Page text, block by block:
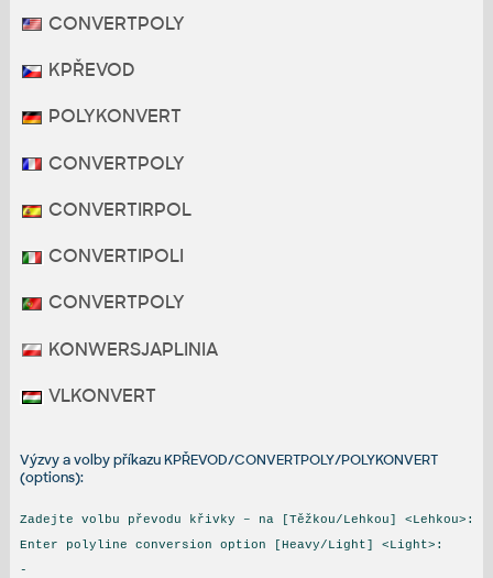
CONVERTPOLY
KPŘEVOD
POLYKONVERT
CONVERTPOLY
CONVERTIRPOL
CONVERTIPOLI
CONVERTPOLY
KONWERSJAPLINIA
VLKONVERT
Výzvy a volby příkazu KPŘEVOD/CONVERTPOLY/POLYKONVERT
(options):
Zadejte volbu převodu křivky – na [Těžkou/Lehkou] <Lehkou>:
Enter polyline conversion option [Heavy/Light] <Light>:
-